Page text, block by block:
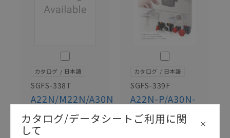
このカタログを選択
カタログ 日本語
SGFS-338T
A22N/M22N/A30N
データシート
2026/07/01更新
このカタログを選択
カタログ 日本語
SGFS-339F
A22N-P/A30N-
P/M22N-
P/A22NE-P カ
タログ
カタログ/データシートご利用に関
して